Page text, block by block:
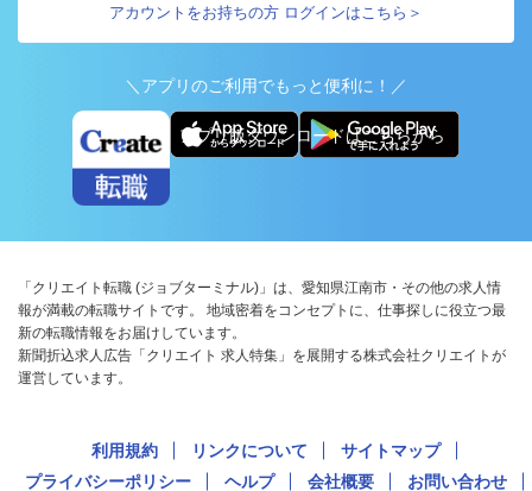
アカウントをお持ちの方 ログインはこちら＞
＼アプリのご利用でもっと便利に！／
アプリ版ダウンロードはこちらから
「クリエイト転職 (ジョブターミナル)」は、愛知県江南市・その他の求人情
報が満載の転職サイトです。 地域密着をコンセプトに、仕事探しに役立つ最
新の転職情報をお届けしています。
新聞折込求人広告「クリエイト 求人特集」を展開する株式会社クリエイトが
運営しています。
利用規約 リンクについて
サイトマップ
プライバシーポリシー
ヘルプ 会社概要 お問い合わせ